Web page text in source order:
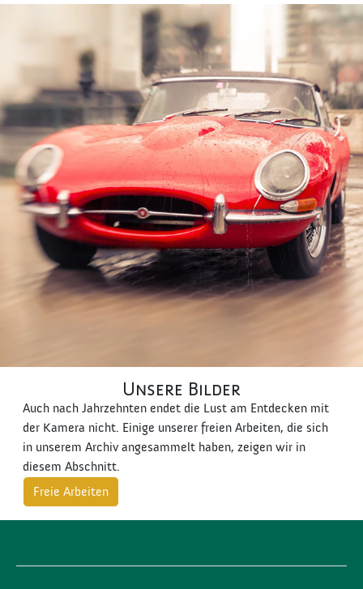
Unsere Bilder
Auch nach Jahrzehnten endet die Lust am Entdecken mit
der Kamera nicht. Einige unserer freien Arbeiten, die sich
in unserem Archiv angesammelt haben, zeigen wir in
diesem Abschnitt.
Freie Arbeiten